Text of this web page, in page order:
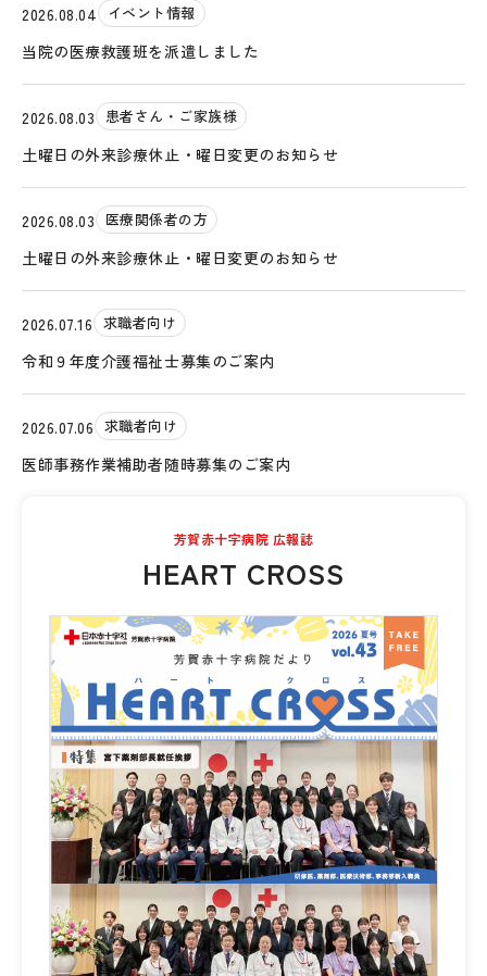
2026.08.04 イベント情報
当院の医療救護班を派遣しました
2026.08.03 患者さん・ご家族様
土曜日の外来診療休止・曜日変更のお知らせ
2026.08.03 医療関係者の方
土曜日の外来診療休止・曜日変更のお知らせ
2026.07.16 求職者向け
令和９年度介護福祉士募集のご案内
2026.07.06 求職者向け
医師事務作業補助者随時募集のご案内
芳賀赤十字病院 広報誌
HEART CROSS